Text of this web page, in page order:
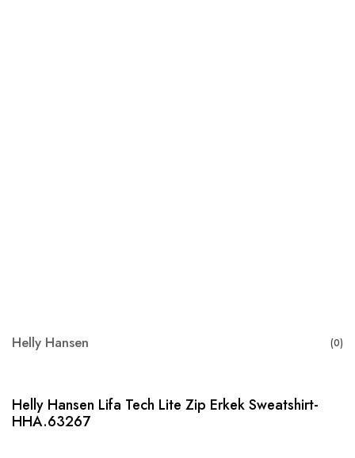
Helly Hansen (0)
Helly Hansen Lifa Tech Lite Zip Erkek Sweatshirt-
HHA.63267